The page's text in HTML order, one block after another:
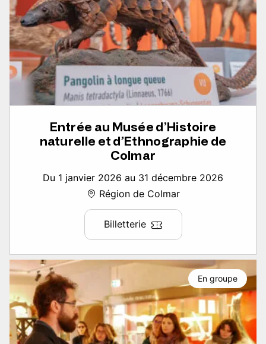
Entrée au Musée d’Histoire
naturelle et d’Ethnographie de
Colmar
Du 1 janvier 2026 au 31 décembre 2026
Région de Colmar
Billetterie
En groupe